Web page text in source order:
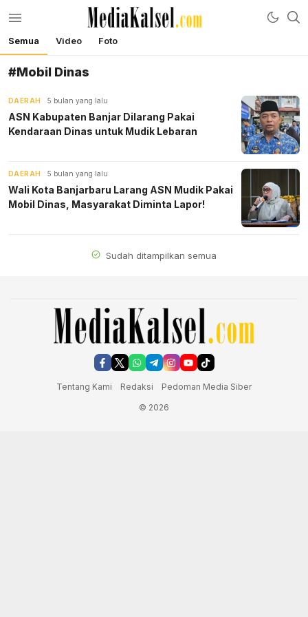
mediakalsel.com
Berita Update Banua
Semua Video Foto
#Mobil Dinas
DAERAH 5 bulan yang lalu
ASN Kabupaten Banjar Dilarang Pakai
Kendaraan Dinas untuk Mudik Lebaran
DAERAH 5 bulan yang lalu
Wali Kota Banjarbaru Larang ASN Mudik Pakai
Mobil Dinas, Masyarakat Diminta Lapor!
Sudah ditampilkan semua
Tentang Kami Redaksi
Pedoman Media Siber
© 2026